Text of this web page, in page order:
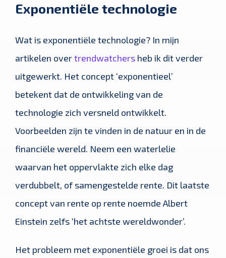
Exponentiële technologie
Wat is exponentiële technologie? In mijn
artikelen overtrendwatchersheb ik dit verder
uitgewerkt. Het concept ‘exponentieel’
betekent dat de ontwikkeling van de
technologie zich versneld ontwikkelt.
Voorbeelden zijn te vinden in de natuur en in de
financiële wereld. Neem een waterlelie
waarvan het oppervlakte zich elke dag
verdubbelt, of samengestelde rente. Dit laatste
concept van rente op rente noemde Albert
Einstein zelfs ‘het achtste wereldwonder’.
Het probleem met exponentiële groei is dat ons